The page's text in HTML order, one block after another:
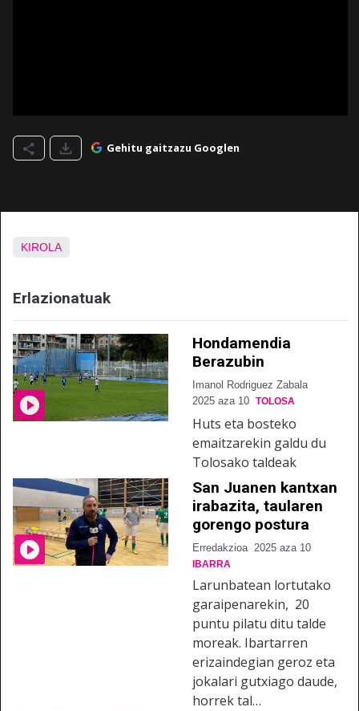
Gehitu gaitzazu Googlen
KIROLA
Erlazionatuak
Hondamendia
Berazubin
Imanol Rodriguez Zabala
2025 aza 10 TOLOSA
Huts eta bosteko
emaitzarekin galdu du
Tolosako taldeak
San Juanen kantxan
irabazita, taularen
gorengo postura
Erredakzioa 2025 aza 10
IBARRA
Larunbatean lortutako
garaipenarekin, 20
puntu pilatu ditu talde
moreak. Ibartarren
erizaindegian geroz eta
jokalari gutxiago daude,
horrek tal…